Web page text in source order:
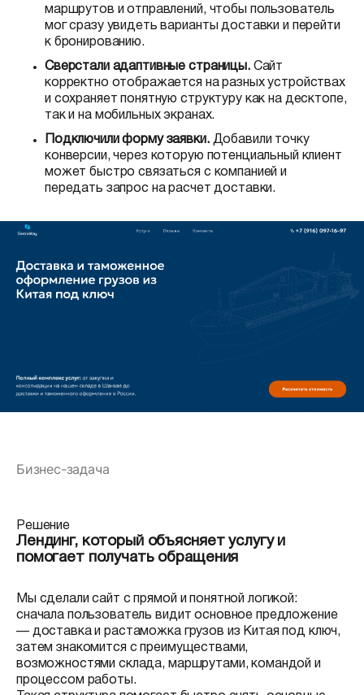
маршрутов и отправлений, чтобы пользователь
мог сразу увидеть варианты доставки и перейти
к бронированию.
Сверстали адаптивные страницы.Сайт
корректно отображается на разных устройствах
и сохраняет понятную структуру как на десктопе,
так и на мобильных экранах.
Подключили форму заявки.Добавили точку
конверсии, через которую потенциальный клиент
может быстро связаться с компанией и
передать запрос на расчет доставки.
Бизнес-задача
Решение
Лендинг, который объясняет услугу и
помогает получать обращения
Мы сделали сайт с прямой и понятной логикой:
сначала пользователь видит основное предложение
— доставка и растаможка грузов из Китая под ключ,
затем знакомится с преимуществами,
возможностями склада, маршрутами, командой и
процессом работы.